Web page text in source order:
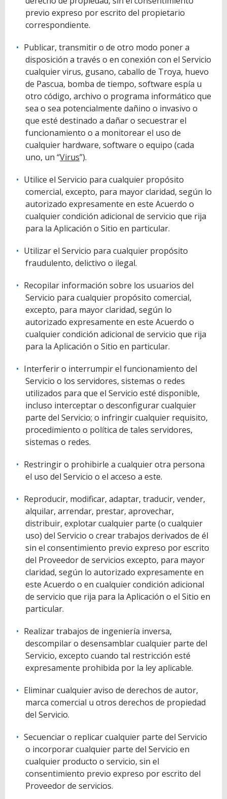
previo expreso por escrito del propietario
correspondiente.
Publicar, transmitir o de otro modo poner a
disposición a través o en conexión con el Servicio
cualquier virus, gusano, caballo de Troya, huevo
de Pascua, bomba de tiempo, software espía u
otro código, archivo o programa informático que
sea o sea potencialmente dañino o invasivo o
que esté destinado a dañar o secuestrar el
funcionamiento o a monitorear el uso de
cualquier hardware, software o equipo (cada
uno, un “Virus”).
Utilice el Servicio para cualquier propósito
comercial, excepto, para mayor claridad, según lo
autorizado expresamente en este Acuerdo o
cualquier condición adicional de servicio que rija
para la Aplicación o Sitio en particular.
Utilizar el Servicio para cualquier propósito
fraudulento, delictivo o ilegal.
Recopilar información sobre los usuarios del
Servicio para cualquier propósito comercial,
excepto, para mayor claridad, según lo
autorizado expresamente en este Acuerdo o
cualquier condición adicional de servicio que rija
para la Aplicación o Sitio en particular.
Interferir o interrumpir el funcionamiento del
Servicio o los servidores, sistemas o redes
utilizados para que el Servicio esté disponible,
incluso interceptar o desconfigurar cualquier
parte del Servicio; o infringir cualquier requisito,
procedimiento o política de tales servidores,
sistemas o redes.
Restringir o prohibirle a cualquier otra persona
el uso del Servicio o el acceso a este.
Reproducir, modificar, adaptar, traducir, vender,
alquilar, arrendar, prestar, aprovechar,
distribuir, explotar cualquier parte (o cualquier
uso) del Servicio o crear trabajos derivados de él
sin el consentimiento previo expreso por escrito
del Proveedor de servicios excepto, para mayor
claridad, según lo autorizado expresamente en
este Acuerdo o en cualquier condición adicional
de servicio que rija para la Aplicación o el Sitio en
particular.
Realizar trabajos de ingeniería inversa,
descompilar o desensamblar cualquier parte del
Servicio, excepto cuando tal restricción esté
expresamente prohibida por la ley aplicable.
Eliminar cualquier aviso de derechos de autor,
marca comercial u otros derechos de propiedad
del Servicio.
Secuenciar o replicar cualquier parte del Servicio
o incorporar cualquier parte del Servicio en
cualquier producto o servicio, sin el
consentimiento previo expreso por escrito del
Proveedor de servicios.